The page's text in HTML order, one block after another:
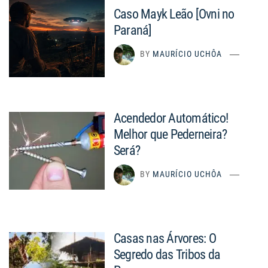
Caso Mayk Leão [Ovni no
Paraná]
BY MAURÍCIO UCHÔA
Acendedor Automático!
Melhor que Pederneira?
Será?
BY MAURÍCIO UCHÔA
Casas nas Árvores: O
Segredo das Tribos da